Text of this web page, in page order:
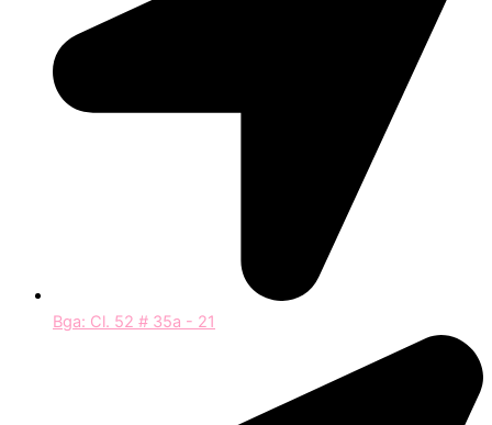
Bga: Cl. 52 # 35a - 21